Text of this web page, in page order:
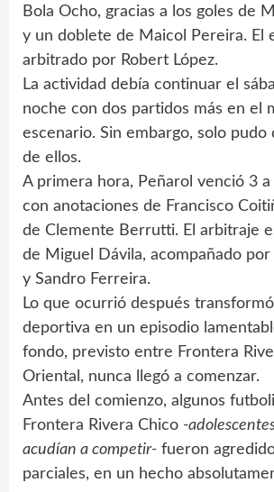
Bola Ocho, gracias a los goles de
y un doblete de Maicol Pereira. El
arbitrado por Robert López.
La actividad debía continuar el
noche con dos partidos más en el
escenario. Sin embargo, solo pudo
de ellos.
A primera hora, Peñarol venció 3 a
con anotaciones de Francisco
de Clemente Berrutti. El arbitraje
de Miguel Dávila, acompañado
y Sandro Ferreira.
Lo que ocurrió después
deportiva en un episodio
fondo, previsto entre Frontera
Oriental, nunca llegó a comenzar.
Antes del comienzo, algunos
Frontera Rivera Chico -
acudían a competir- fueron
parciales, en un hecho